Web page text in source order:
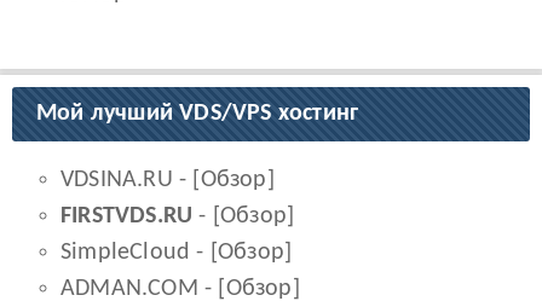
Мой лучший VDS/VPS хостинг
VDSINA.RU - [ Обзор
FIRSTVDS.RU - [Обзор
SimpleCloud - [Обзор
ADMAN.COM - [ Обзор